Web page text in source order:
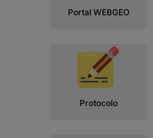
Portal WEBGEO
Protocolo